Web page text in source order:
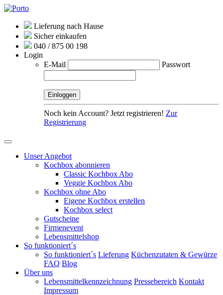
Lieferung nach Hause
Sicher einkaufen
040 / 875 00 198
Login
E-Mail
Passwort
Noch kein Account? Jetzt registrieren! Zur
Registrierung
Unser Angebot
Kochbox abonnieren
Classic Kochbox Abo
Veggie Kochbox Abo
Kochbox ohne Abo
Eigene Kochbox erstellen
Kochbox select
Gutscheine
Firmenevent
Lebensmittelshop
So funktioniert´s
So funktioniert´s Lieferung Küchenzutaten & Gewürze
FAQ Blog
Über uns
Lebensmittelkennzeichnung Pressebereich Kontakt
Impressum